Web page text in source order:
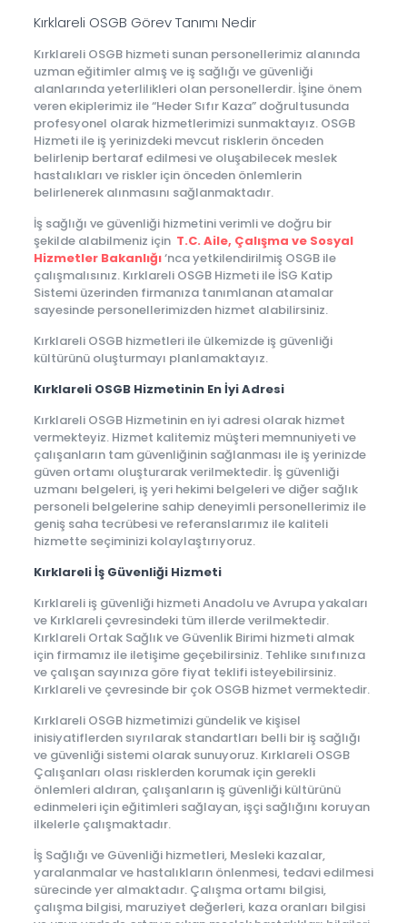
Kırklareli OSGB Görev Tanımı Nedir
Kırklareli OSGB hizmeti sunan personellerimiz alanında
uzman eğitimler almış ve iş sağlığı ve güvenliği
alanlarında yeterlilikleri olan personellerdir. İşine önem
veren ekiplerimiz ile “Heder Sıfır Kaza” doğrultusunda
profesyonel olarak hizmetlerimizi sunmaktayız. OSGB
Hizmeti ile iş yerinizdeki mevcut risklerin önceden
belirlenip bertaraf edilmesi ve oluşabilecek meslek
hastalıkları ve riskler için önceden önlemlerin
belirlenerek alınmasını sağlanmaktadır.
İş sağlığı ve güvenliği hizmetini verimli ve doğru bir
şekilde alabilmeniz için T.C. Aile, Çalışma ve Sosyal
Hizmetler Bakanlığı‘nca yetkilendirilmiş OSGB ile
çalışmalısınız. Kırklareli OSGB Hizmeti ile İSG Katip
Sistemi üzerinden firmanıza tanımlanan atamalar
sayesinde personellerimizden hizmet alabilirsiniz.
Kırklareli OSGB hizmetleri ile ülkemizde iş güvenliği
kültürünü oluşturmayı planlamaktayız.
Kırklareli OSGB Hizmetinin En İyi Adresi
Kırklareli OSGB Hizmetinin en iyi adresi olarak hizmet
vermekteyiz. Hizmet kalitemiz müşteri memnuniyeti ve
çalışanların tam güvenliğinin sağlanması ile iş yerinizde
güven ortamı oluşturarak verilmektedir. İş güvenliği
uzmanı belgeleri, iş yeri hekimi belgeleri ve diğer sağlık
personeli belgelerine sahip deneyimli personellerimiz ile
geniş saha tecrübesi ve referanslarımız ile kaliteli
hizmette seçiminizi kolaylaştırıyoruz.
Kırklareli İş Güvenliği Hizmeti
Kırklareli iş güvenliği hizmeti Anadolu ve Avrupa yakaları
ve Kırklareli çevresindeki tüm illerde verilmektedir.
Kırklareli Ortak Sağlık ve Güvenlik Birimi hizmeti almak
için firmamız ile iletişime geçebilirsiniz. Tehlike sınıfınıza
ve çalışan sayınıza göre fiyat teklifi isteyebilirsiniz.
Kırklareli ve çevresinde bir çok OSGB hizmet vermektedir.
Kırklareli OSGB hizmetimizi gündelik ve kişisel
inisiyatiflerden sıyrılarak standartları belli bir iş sağlığı
ve güvenliği sistemi olarak sunuyoruz. Kırklareli OSGB
Çalışanları olası risklerden korumak için gerekli
önlemleri aldıran, çalışanların iş güvenliği kültürünü
edinmeleri için eğitimleri sağlayan, işçi sağlığını koruyan
ilkelerle çalışmaktadır.
İş Sağlığı ve Güvenliği hizmetleri, Mesleki kazalar,
yaralanmalar ve hastalıkların önlenmesi, tedavi edilmesi
sürecinde yer almaktadır. Çalışma ortamı bilgisi,
çalışma bilgisi, maruziyet değerleri, kaza oranları bilgisi